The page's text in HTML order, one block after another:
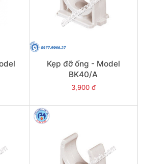
Kẹp đỡ ống - Model
BK40/A
3,900 đ